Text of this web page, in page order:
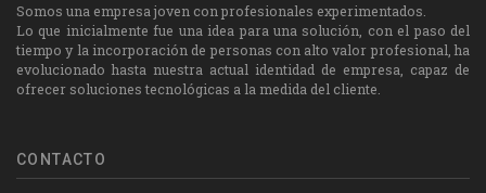
Somos una empresa joven con profesionales experimentados.
Lo que inicialmente fue una idea para una solución, con el paso del
tiempo y la incorporación de personas con alto valor profesional, ha
evolucionado hasta nuestra actual identidad de empresa, capaz de
ofrecer soluciones tecnológicas a la medida del cliente.
CONTACTO